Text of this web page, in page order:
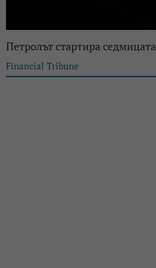
Петролът стартира
Financial Tribune